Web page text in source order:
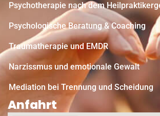
Psychotherapie nach dem
Psychologische Beratung & Coaching
Traumatherapie und EMDR
Narzissmus und emotionale Gewalt
Mediation bei Trennung und Scheidung
Anfahrt